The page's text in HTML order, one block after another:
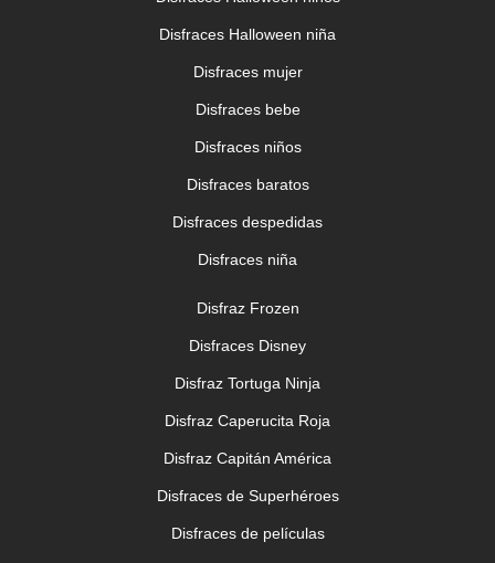
Disfraces Halloween niña
Disfraces mujer
Disfraces bebe
Disfraces niños
Disfraces baratos
Disfraces despedidas
Disfraces niña
Disfraz Frozen
Disfraces Disney
Disfraz Tortuga Ninja
Disfraz Caperucita Roja
Disfraz Capitán América
Disfraces de Superhéroes
Disfraces de películas